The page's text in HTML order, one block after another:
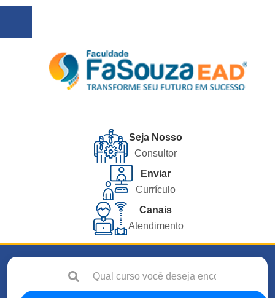
Seja Nosso
Consultor
Enviar
Currículo
Canais
Atendimento